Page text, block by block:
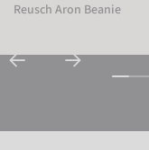
Reusch Aron Beanie